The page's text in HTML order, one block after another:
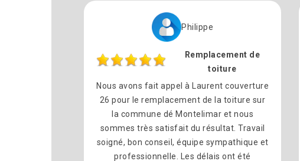
Philippe
Remplacement de
toiture
Nous avons fait appel à Laurent couverture
26 pour le remplacement de la toiture sur
la commune dé Montelimar et nous
sommes très satisfait du résultat. Travail
soigné, bon conseil, équipe sympathique et
professionnelle. Les délais ont été